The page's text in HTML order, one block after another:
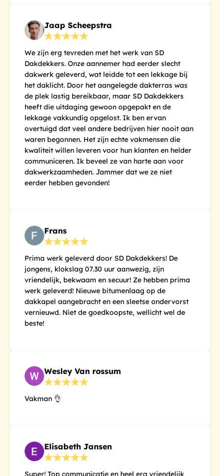
Jaap Scheepstra
We zijn erg tevreden met het werk van SD
Dakdekkers. Onze aannemer had eerder slecht
dakwerk geleverd, wat leidde tot een lekkage bij
het daklicht. Door het aangelegde dakterras was
de plek lastig bereikbaar, maar SD Dakdekkers
heeft die uitdaging gewoon opgepakt en de
lekkage vakkundig opgelost. Ik ben ervan
overtuigd dat veel andere bedrijven hier nooit aan
waren begonnen. Het zijn echte vakmensen die
kwaliteit willen leveren voor hun klanten en helder
communiceren. Ik beveel ze van harte aan voor
dakwerkzaamheden. Jammer dat we ze niet
eerder hebben gevonden!
Frans
Prima werk geleverd door SD Dakdekkers! De
jongens, klokslag 07.30 uur aanwezig, zijn
vriendelijk, bekwaam en secuur! Ze hebben prima
werk geleverd! Nieuwe bitumenlaag op de
dakkapel aangebracht en een sleetse ondervorst
vernieuwd. Niet de goedkoopste, wellicht wel de
beste!
Wesley Van rossum
Vakman 👌
Elisabeth Jansen
Super! Top communicatie en heel erg vriendelijk